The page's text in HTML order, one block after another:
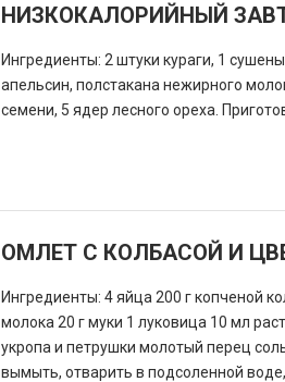
НИЗКОКАЛОРИЙНЫЙ
Ингредиенты: 2 штуки кураги, 1
апельсин, полстакана нежирного
семени, 5 ядер лесного ореха.
ОМЛЕТ С КОЛБАСОЙ И
Ингредиенты: 4 яйца 200 г копченой
молока 20 г муки 1 луковица 10 мл
укропа и петрушки молотый перец
вымыть, отварить в подсоленной воде,